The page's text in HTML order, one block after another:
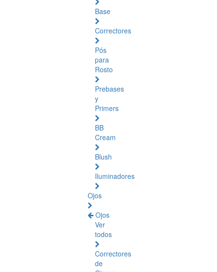
Base
Correctores
Pós
para
Rosto
Prebases
y
Primers
BB
Cream
Blush
Iluminadores
Ojos
Ojos
Ver
todos
Correctores
de